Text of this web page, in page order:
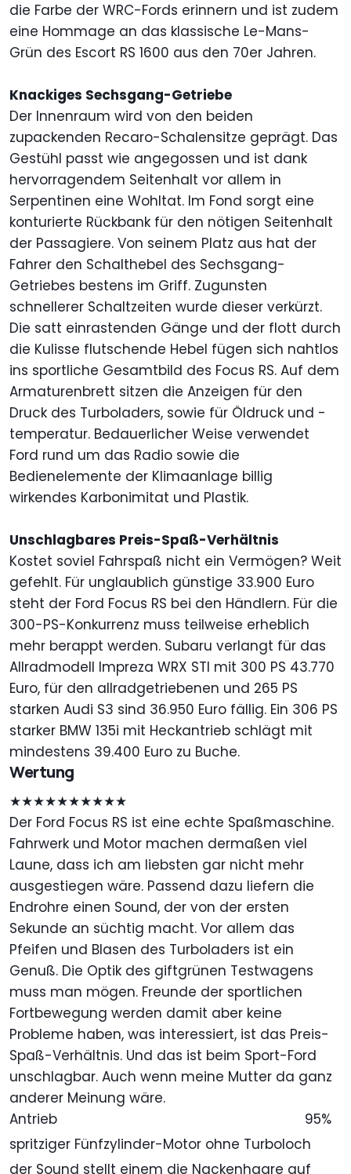
die Farbe der WRC-Fords erinnern und ist zudem
eine Hommage an das klassische Le-Mans-
Grün des Escort RS 1600 aus den 70er Jahren.
Knackiges Sechsgang-Getriebe
Der Innenraum wird von den beiden
zupackenden Recaro-Schalensitze geprägt. Das
Gestühl passt wie angegossen und ist dank
hervorragendem Seitenhalt vor allem in
Serpentinen eine Wohltat. Im Fond sorgt eine
konturierte Rückbank für den nötigen Seitenhalt
der Passagiere. Von seinem Platz aus hat der
Fahrer den Schalthebel des Sechsgang-
Getriebes bestens im Griff. Zugunsten
schnellerer Schaltzeiten wurde dieser verkürzt.
Die satt einrastenden Gänge und der flott durch
die Kulisse flutschende Hebel fügen sich nahtlos
ins sportliche Gesamtbild des Focus RS. Auf dem
Armaturenbrett sitzen die Anzeigen für den
Druck des Turboladers, sowie für Öldruck und -
temperatur. Bedauerlicher Weise verwendet
Ford rund um das Radio sowie die
Bedienelemente der Klimaanlage billig
wirkendes Karbonimitat und Plastik.
Unschlagbares Preis-Spaß-Verhältnis
Kostet soviel Fahrspaß nicht ein Vermögen? Weit
gefehlt. Für unglaublich günstige 33.900 Euro
steht der Ford Focus RS bei den Händlern. Für die
300-PS-Konkurrenz muss teilweise erheblich
mehr berappt werden. Subaru verlangt für das
Allradmodell Impreza WRX STI mit 300 PS 43.770
Euro, für den allradgetriebenen und 265 PS
starken Audi S3 sind 36.950 Euro fällig. Ein 306 PS
starker BMW 135i mit Heckantrieb schlägt mit
mindestens 39.400 Euro zu Buche.
Wertung
★★★★★★★★★★
Der Ford Focus RS ist eine echte Spaßmaschine.
Fahrwerk und Motor machen dermaßen viel
Laune, dass ich am liebsten gar nicht mehr
ausgestiegen wäre. Passend dazu liefern die
Endrohre einen Sound, der von der ersten
Sekunde an süchtig macht. Vor allem das
Pfeifen und Blasen des Turboladers ist ein
Genuß. Die Optik des giftgrünen Testwagens
muss man mögen. Freunde der sportlichen
Fortbewegung werden damit aber keine
Probleme haben, was interessiert, ist das Preis-
Spaß-Verhältnis. Und das ist beim Sport-Ford
unschlagbar. Auch wenn meine Mutter da ganz
anderer Meinung wäre.
Antrieb
95%
spritziger Fünfzylinder-Motor ohne Turboloch
der Sound stellt einem die Nackenhaare auf